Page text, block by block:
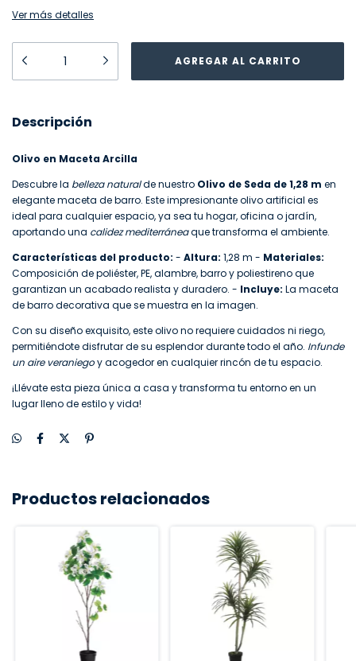
Ver más detalles
Descripción
Olivo en Maceta Arcilla
Descubre la belleza naturalde nuestro Olivo de Seda de 1,28 m en
elegante maceta de barro. Este impresionante olivo artificial es
ideal para cualquier espacio, ya sea tu hogar, oficina o jardín,
aportando una calidez mediterráneaque transforma el ambiente.
Características del producto: - Altura: 1,28 m - Materiales:
Composición de poliéster, PE, alambre, barro y poliestireno que
garantizan un acabado realista y duradero. - Incluye: La maceta
de barro decorativa que se muestra en la imagen.
Con su diseño exquisito, este olivo no requiere cuidados ni riego,
permitiéndote disfrutar de su esplendor durante todo el año. Infunde
un aire veraniegoy acogedor en cualquier rincón de tu espacio.
¡Llévate esta pieza única a casa y transforma tu entorno en un
lugar lleno de estilo y vida!
Productos relacionados